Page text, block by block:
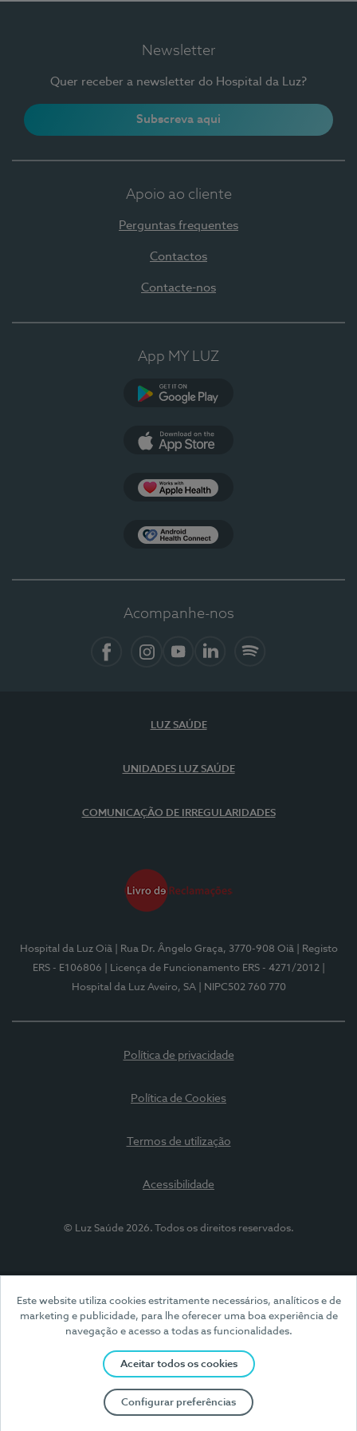
Este website utiliza cookies estritamente necessários, analíticos e de
marketing e publicidade, para lhe oferecer uma boa experiência de
navegação e acesso a todas as funcionalidades.
Aceitar todos os cookies
Configurar preferências
Newsletter
Quer receber a newsletter do Hospital da Luz?
Subscreva aqui
Apoio ao cliente
Perguntas frequentes
Contactos
Contacte-nos
App MY LUZ
Acompanhe-nos
LUZ SAÚDE
UNIDADES LUZ SAÚDE
COMUNICAÇÃO DE IRREGULARIDADES
Hospital da Luz Oiã | Rua Dr. Ângelo Graça, 3770-908 Oiã
| Registo
ERS - E106806
| Licença de Funcionamento ERS - 4271/2012
Hospital da Luz Aveiro, SA
| NIPC502 760 770
Política de privacidade
Política de Cookies
Termos de utilização
Acessibilidade
© Luz Saúde 2026. Todos os direitos reservados.